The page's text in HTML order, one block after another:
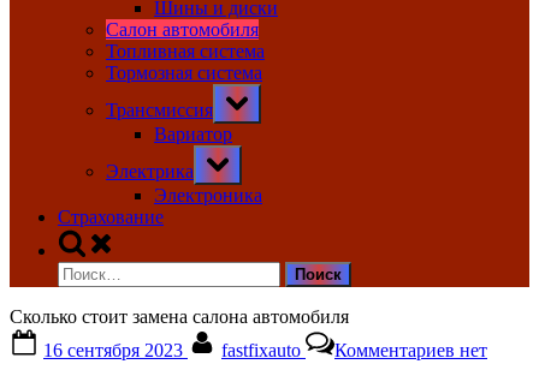
Шины и диски
Салон автомобиля
Топливная система
Тормозная система
Трансмиссия
Toggle
sub-
menu
Вариатор
Электрика
Toggle
sub-
menu
Электроника
Страхование
Toggle
search
form
Найти:
Сколько стоит замена салона автомобиля
on
16 сентября 2023 fastfixauto Комментариевзаписи
нет